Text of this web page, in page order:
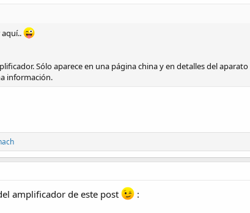
Sólo aparece en una página china y en detalles del
información.
amplificador de este post :